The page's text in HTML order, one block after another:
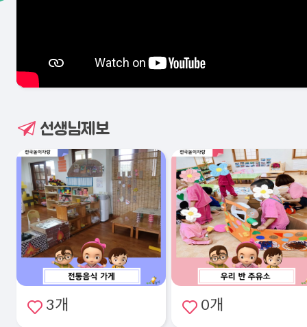
선생님제보
3개 0개